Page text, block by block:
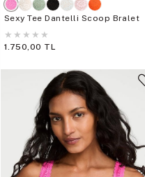
Sexy Tee Dantelli Scoop Bralet
★ ★ ★ ★ ★
1.750,00 TL